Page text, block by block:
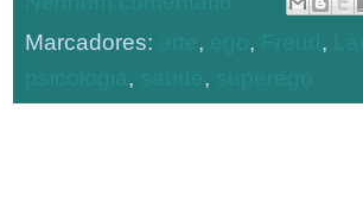
Marcadores:
, , ,
, ,